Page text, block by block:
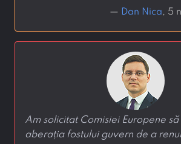
— Dan Nica, 5
Am solicitat Comisiei Europene
aberația fostului guvern de a